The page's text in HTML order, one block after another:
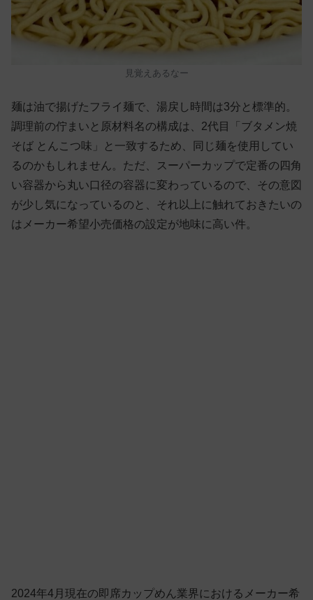
見覚えあるなー
麺は油で揚げたフライ麺で、湯戻し時間は3分と標準的。
調理前の佇まいと原材料名の構成は、2代目「ブタメン焼
そば とんこつ味」と一致するため、同じ麺を使用してい
るのかもしれません。ただ、スーパーカップで定番の四角
い容器から丸い口径の容器に変わっているので、その意図
が少し気になっているのと、それ以上に触れておきたいの
はメーカー希望小売価格の設定が地味に高い件。
2024年4月現在の即席カップめん業界におけるメーカー希